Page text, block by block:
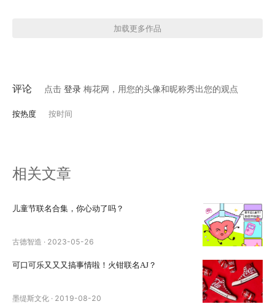
加载更多作品
评论 点击 登录 梅花网，用您的头像和昵称秀出您的观点
按热度 按时间
相关文章
儿童节联名合集，你心动了吗？
古德智造 · 2023-05-26
可口可乐又又又搞事情啦！火钳联名AJ？
墨缇斯文化 · 2019-08-20